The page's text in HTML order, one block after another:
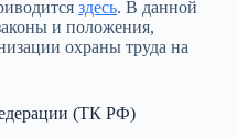
здесь. В данной
и положения,
охраны труда на
(ТК РФ)